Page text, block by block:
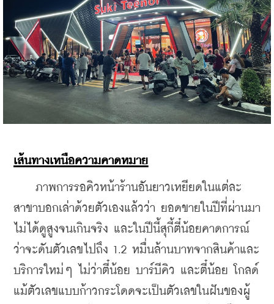
เส้นทางเหนือความคาดหมาย
ภาพการรอคิวหน้าร้านอันยาวเหยียดในแต่ละ
สาขาบอกเล่าด้วยตัวเองแล้วว่า ยอดขายในปีที่ผ่านมา
ไม่ได้ดูสูงจนเกินจริง และในปีนี้สุกี้ตี๋น้อยคาดการณ์
ว่าจะดันตัวเลขไปถึง 1.2 หมื่นล้านบาทจากสินค้าและ
บริการใหม่ๆ ไม่ว่าตี๋น้อย บาร์บีคิว และตี๋น้อย โกลด์
แม้ตัวเลขแบบก้าวกระโดดจะเป็นตัวเลขในฝันของผู้